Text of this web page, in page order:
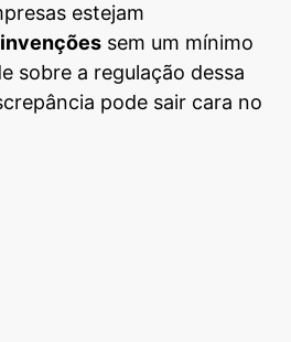
estejam
sem um mínimo
sobre a regulação dessa
pode sair cara no